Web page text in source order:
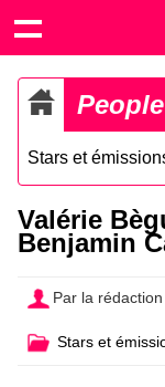
People
Stars et
Valérie
Benjamin
Par la rédaction
Stars et